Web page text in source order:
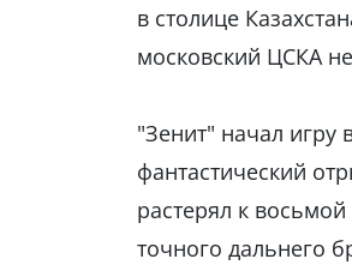
в столице
московский ЦСКА
"Зенит" начал игру
фантастический
растерял к
точного дальнего